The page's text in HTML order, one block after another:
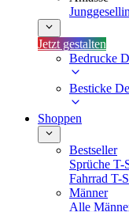
Jetzt gestalten
Bedrucke
Besticke
Shoppen
Bestseller
Sprüche T-
Fahrrad T-
Männer
Alle